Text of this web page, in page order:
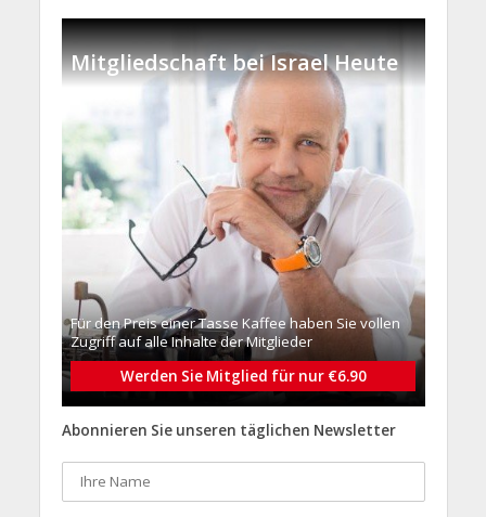
Mitgliedschaft bei Israel Heute
Für den Preis einer Tasse Kaffee haben Sie vollen
Zugriff auf alle Inhalte der Mitglieder
Werden Sie Mitglied für nur €6.90
Abonnieren Sie unseren täglichen Newsletter